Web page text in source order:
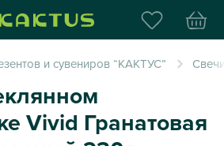
Интернет-магазин
и сувениров “КАКТУС”
Vivid Гранатовая